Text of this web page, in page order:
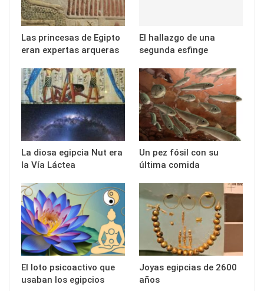
Las princesas de Egipto
eran expertas arqueras
El hallazgo de una
segunda esfinge
La diosa egipcia Nut era
la Vía Láctea
Un pez fósil con su
última comida
El loto psicoactivo que
usaban los egipcios
Joyas egipcias de 2600
años